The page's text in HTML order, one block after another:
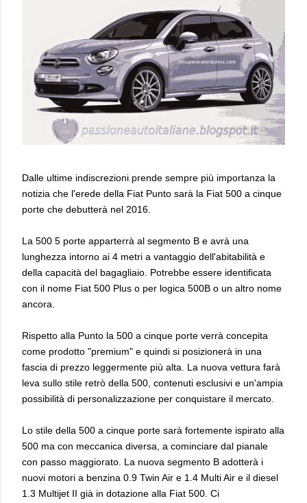
Dalle ultime indiscrezioni prende sempre più importanza la
notizia che l'erede della Fiat Punto sarà la Fiat 500 a cinque
porte che debutterà nel 2016.
La 500 5 porte apparterrà al segmento B e avrà una
lunghezza intorno ai 4 metri a vantaggio dell'abitabilità e
della capacità del bagagliaio. Potrebbe essere identificata
con il nome Fiat 500 Plus o per logica 500B o un altro nome
ancora.
Rispetto alla Punto la 500 a cinque porte verrà concepita
come prodotto "premium" e quindi si posizionerà in una
fascia di prezzo leggermente più alta. La nuova vettura farà
leva sullo stile retrò della 500, contenuti esclusivi e un'ampia
possibilità di personalizzazione per conquistare il mercato.
Lo stile della 500 a cinque porte sarà fortemente ispirato alla
500 ma con meccanica diversa, a cominciare dal pianale
con passo maggiorato. La nuova segmento B adotterà i
nuovi motori a benzina 0.9 Twin Air e 1.4 Multi Air e il diesel
1.3 Multijet II già in dotazione alla Fiat 500. Ci